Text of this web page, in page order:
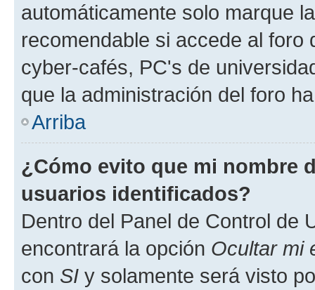
automáticamente solo marque
recomendable si accede al foro
cyber-cafés, PC's de
que la administración del foro
Arriba
¿Cómo evito que mi nombre
usuarios identificados?
Dentro del Panel de Control de
encontrará la opción Ocultar mi
con SI y solamente será visto